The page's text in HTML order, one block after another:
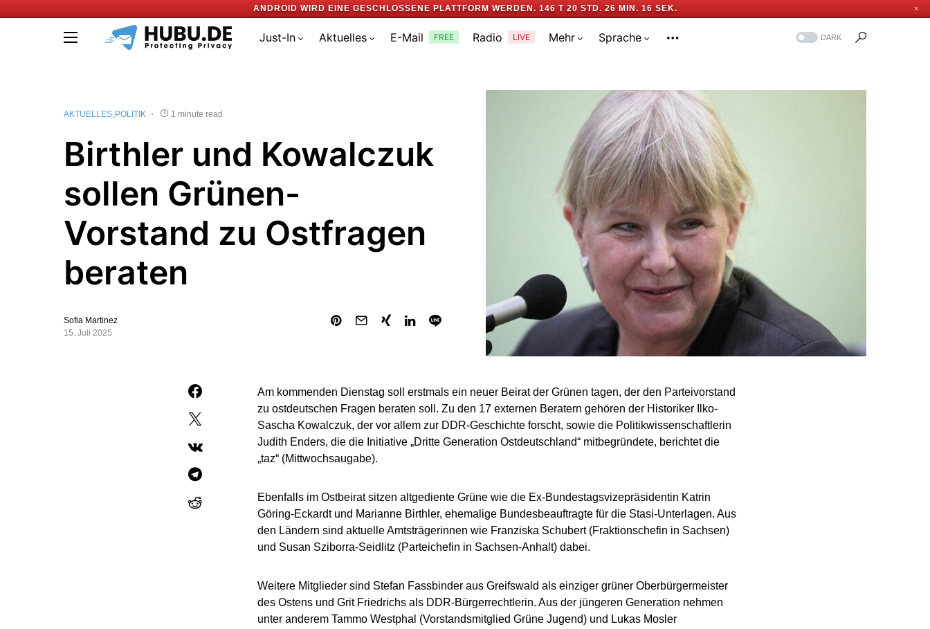
ANDROID WIRD EINE GESCHLOSSENE PLATTFORM WERDEN. 146 T 20 STD. 26 MIN. 15 SEK. ✕
Just-In Aktuelles E-Mail FREE Radio LIVE Mehr Sprache DARK
AKTUELLES POLITIK 1 minute read
Birthler und Kowalczuk
sollen Grünen-
Vorstand zu Ostfragen
beraten
Sofia Martinez
15. Juli 2025
Am kommenden Dienstag soll erstmals ein neuer Beirat der Grünen tagen, der den Parteivorstand
zu ostdeutschen Fragen beraten soll. Zu den 17 externen Beratern gehören der Historiker Ilko-
Sascha Kowalczuk, der vor allem zur DDR-Geschichte forscht, sowie die Politikwissenschaftlerin
Judith Enders, die die Initiative „Dritte Generation Ostdeutschland“ mitbegründete, berichtet die
„taz“ (Mittwochsaugabe).
Ebenfalls im Ostbeirat sitzen altgediente Grüne wie die Ex-Bundestagsvizepräsidentin Katrin
Göring-Eckardt und Marianne Birthler, ehemalige Bundesbeauftragte für die Stasi-Unterlagen. Aus
den Ländern sind aktuelle Amtsträgerinnen wie Franziska Schubert (Fraktionschefin in Sachsen)
und Susan Sziborra-Seidlitz (Parteichefin in Sachsen-Anhalt) dabei.
Weitere Mitglieder sind Stefan Fassbinder aus Greifswald als einziger grüner Oberbürgermeister
des Ostens und Grit Friedrichs als DDR-Bürgerrechtlerin. Aus der jüngeren Generation nehmen
unter anderem Tammo Westphal (Vorstandsmitglied Grüne Jugend) und Lukas Mosler